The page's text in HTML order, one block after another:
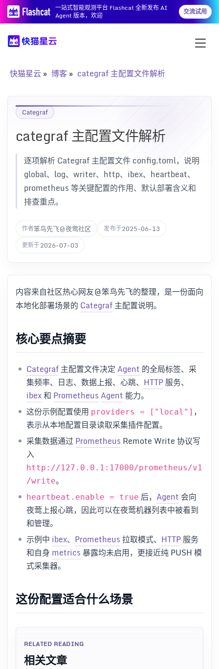
一站式智能观测平台 Flashcat 全新发布 AI
Agent 版本，欢迎
交流试用
快猫星云 博客 categraf 主配置文件解析
Categraf
categraf 主配置文件解析
逐项解析 Categraf 主配置文件 config.toml，说明
global、log、writer、http、ibex、heartbeat、
prometheus 等关键配置的作用、默认部署含义和
排查重点。
作者笨鸟先飞@夜莺社区 发布于2025-06-13
更新于2026-07-03
内容来自社区热心网友@笨鸟先飞的整理，是一份面向
本地化部署场景的 Categraf主配置说明。
核心要点摘要
Categraf主配置文件决定Agent 的全局标签、采
集频率、日志、数据上报、心跳、 HTTP服务、
ibex和 PrometheusAgent 能力。
这份示例配置使用 providers = ["local"] ，
表示从本地配置目录读取采集插件配置。
采集数据通过Prometheus Remote Write 协议写
入
http://127.0.0.1:17000/prometheus/v1
/write。
heartbeat.enable = true 后， Agent 会向
夜莺上报心跳，因此可以在夜莺机器列表中被看到
和管理。
示例中 ibex、 Prometheus拉取模式、 HTTP服务
和自身 metrics暴露均未启用，更接近纯 PUSH 模
式采集器。
这份配置适合什么场景
RELATED READING
相关文章